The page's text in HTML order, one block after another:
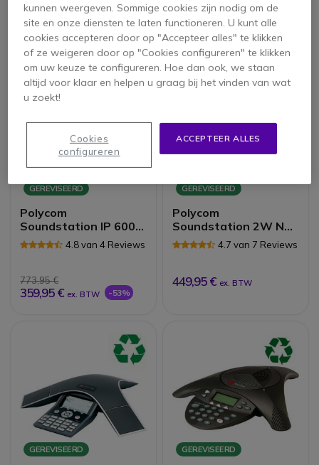
623,95 €
459,95 € ex. BTW -26%
498,95 €
269,95 € ex. BTW -46%
GEREVISEERD
Polycom
Soundstation IP 6000
*Refurb*4.8 van 4 Reviews
773,95 €
359,95 € ex. BTW -53%
GEREVISEERD
Polycom
Soundstation 2W NE
*Refurb*4.7 van 7 Reviews
449,95 € ex. BTW
GEREVISEERD GEREVISEERD
kunnen weergeven. Sommige cookies zijn nodig om de
site en onze diensten te laten functioneren. U kunt alle
cookies accepteren door op "Accepteer alles" te klikken
of ze weigeren door op "Cookies configureren" te klikken
om uw keuze te configureren. Hoe dan ook, we staan
altijd voor klaar en helpen u graag bij het vinden van wat
u zoekt!
ACCEPTEER ALLES
Cookies
configureren